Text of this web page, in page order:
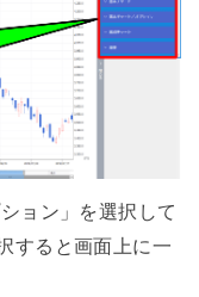
ョン」を選択して
すると画面上に一